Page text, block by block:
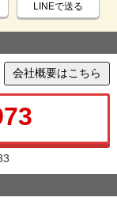
LINEで送る
会社概要はこちら